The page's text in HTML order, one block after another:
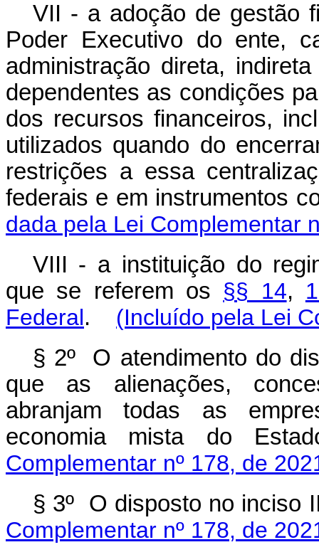
VII - a adoção de gestão
Poder Executivo do ente,
administração direta,
dependentes as condições
dos recursos financeiros,
utilizados quando do
restrições a essa
federais e em instrumentos
dada pela Lei Complementar
VIII - a instituição do
que se referem os §§ 14,
Federal. (Incluído pela Lei
§ 2º O atendimento do
que as alienações,
abranjam todas as
economia mista do
Complementar nº 178, de
§ 3º O disposto no
Complementar nº 178, de